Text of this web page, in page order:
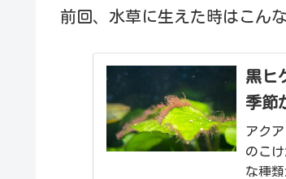
前回、水草に生えた時はこん
黒ヒ
季節
アク
のこ
な種